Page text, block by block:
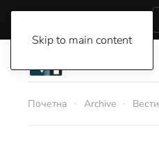
Skip to main content
Почетна Archive Вести